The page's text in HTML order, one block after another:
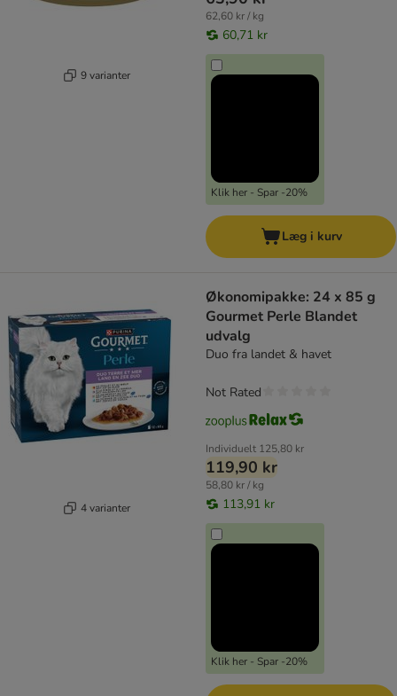
9 varianter
62,60 kr / kg
60,71 kr
Klik her - Spar -20%
Læg i kurv
4 varianter
Økonomipakke: 24 x 85 g
Gourmet Perle Blandet
udvalg
Duo fra landet & havet
Individuelt 125,80 kr
119,90 kr
58,80 kr / kg
113,91 kr
Klik her - Spar -20%
Not Rated